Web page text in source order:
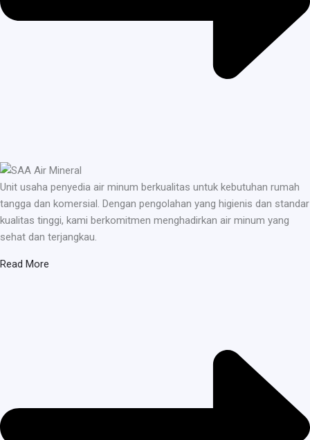
Unit usaha penyedia air minum berkualitas untuk kebutuhan rumah
tangga dan komersial. Dengan pengolahan yang higienis dan standar
kualitas tinggi, kami berkomitmen menghadirkan air minum yang
sehat dan terjangkau.
Read More